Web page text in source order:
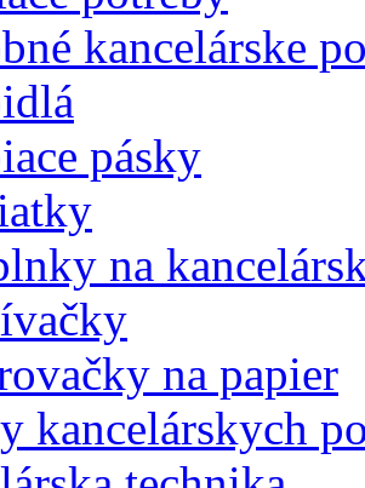
kancelárske
pásky
na
na papier
kancelárskych